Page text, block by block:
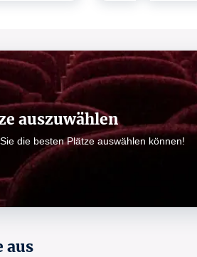
auszuwählen
die besten Plätze auswählen können!
aus